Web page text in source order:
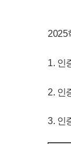
2025
1. 인
2. 인
3. 인